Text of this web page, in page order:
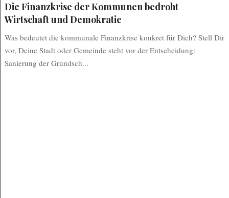
Die Finanzkrise der Kommunen bedroht
Wirtschaft und Demokratie
Was bedeutet die kommunale Finanzkrise konkret für Dich? Stell Dir
vor, Deine Stadt oder Gemeinde steht vor der Entscheidung:
Sanierung der Grundsch...